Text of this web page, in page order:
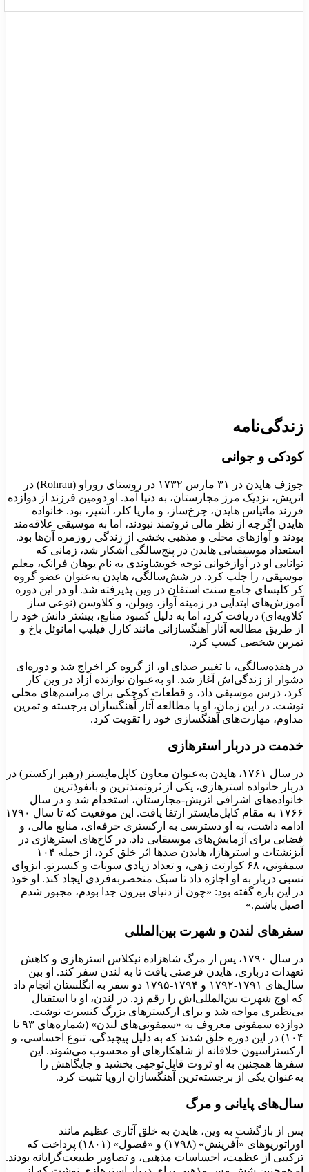
و جوانی
جوزف هایدن در ۳۱ مارس ۱۷۳۲ در روستای روراو (Rohrau) در
نزدیک مرز مجارستان، به دنیا آمد. او دومین فرزند از دوازده
ماتیاس هایدن، چرخ‌ساز، و ماریا کلر، آشپز، بود. خانواده
اگرچه از نظر مالی ثروتمند نبودند، اما به موسیقی علاقه‌مند
و آوازهای محلی و مذهبی بخشی از زندگی روزمره آن‌ها بود.
موسیقیایی هایدن در پنج‌سالگی آشکار شد، زمانی که
او در آوازخوانی توجه خویشاوندی به نام یوهان فرانک، معلم
را جلب کرد. در شش‌سالگی، هایدن به‌عنوان عضو گروه
کلیسای جامع سنت استفان در وین پذیرفته شد. او در این دوره
ابتدایی در زمینه آواز، ویولن، و کلاوسن (نوعی ساز
دریافت کرد، اما به دلیل کمبود منابع، بیشتر دانش خود را
طریق مطالعه آثار آهنگسازانی مانند کارل فیلیپ امانوئل باخ و
شخصی کسب کرد.
هفده‌سالگی، با تغییر صدای او، از گروه کر اخراج شد و دوره‌ای
از زندگی‌اش آغاز شد. او به‌عنوان نوازنده آزاد در وین کار
درس موسیقی داد، و قطعات کوچکی برای مراسم‌های محلی
در این زمان، او با مطالعه آثار آهنگسازان برجسته و تمرین
مهارت‌های آهنگسازی خود را تقویت کرد.
در دربار استرهازی
در سال ۱۷۶۱، هایدن به‌عنوان معاون کاپل‌مایستر (رهبر ارکستر) در
خانواده استرهازی، یکی از ثروتمندترین و بانفوذترین
اشرافی اتریش-مجارستان، استخدام شد و در سال
۱۷۶۶ به مقام کاپل‌مایستر ارتقا یافت. این موقعیت که تا سال ۱۷۹۰
داشت، به او دسترسی به ارکستری حرفه‌ای، منابع مالی، و
برای آزمایش‌های موسیقایی داد. در کاخ‌های استرهازی در
آیزنشتات و استرهازا، هایدن صدها اثر خلق کرد، از جمله ۱۰۴
سمفونی، ۶۸ کوارتت زهی، و تعداد زیادی سونات و کنسرتو. انزوای
دربار به او اجازه داد تا سبک منحصربه‌فردی ایجاد کند. او خود
این باره گفته بود: «چون از دنیای بیرون جدا بودم، مجبور شدم
باشم.»
لندن و شهرت بین‌المللی
در سال ۱۷۹۰، پس از مرگ شاهزاده نیکلاس استرهازی و کاهش
درباری، هایدن فرصتی یافت تا به لندن سفر کند. او بین
سال‌های ۱۷۹۱-۱۷۹۲ و ۱۷۹۴-۱۷۹۵ دو سفر به انگلستان انجام داد
اوج شهرت بین‌المللی‌اش را رقم زد. در لندن، او با استقبال
مواجه شد و برای ارکسترهای بزرگ کنسرت نوشت.
دوازده سمفونی معروف به «سمفونی‌های لندن» (شماره‌های ۹۳ تا
۱۰۴) در این دوره خلق شدند که به دلیل پیچیدگی، تنوع احساسی، و
خلاقانه از شاهکارهای او محسوب می‌شوند. این
همچنین به او ثروت قابل‌توجهی بخشید و جایگاهش را
یکی از برجسته‌ترین آهنگسازان اروپا تثبیت کرد.
پایانی و مرگ
از بازگشت به وین، هایدن به خلق آثاری عظیم مانند
اوراتوریوهای «آفرینش» (۱۷۹۸) و «فصول» (۱۸۰۱) پرداخت که
از عظمت، احساسات مذهبی، و تصاویر طبیعت‌گرایانه بودند.